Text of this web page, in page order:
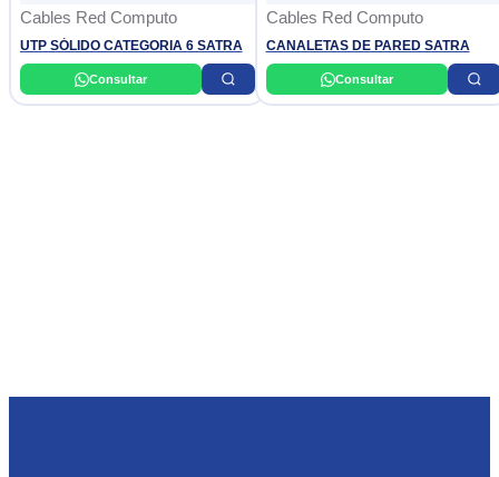
Cables Red Computo
UTP SÓLIDO CATEGORIA 6 SATRA
Consultar
Cables Red Computo
CANALETAS DE PARED SATRA
Consultar